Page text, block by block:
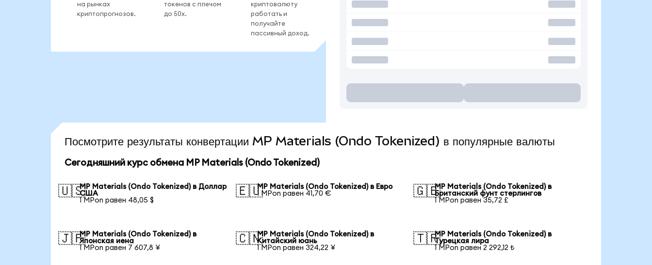
на рынках
криптопрогнозов.
токенов с плечом
до 50x.
криптовалюту
работать и
получайте
пассивный доход.
Посмотрите результаты конвертации MP Materials (Ondo Tokenized) в популярные валюты
Сегодняшний курс обмена MP Materials (Ondo Tokenized)
🇺🇸MP Materials (Ondo Tokenized) в Доллар
США
1 MPon равен 48,05 $
🇪🇺MP Materials (Ondo Tokenized) в Евро
1 MPon равен 41,70 €
🇬🇧MP Materials (Ondo Tokenized) в
Британский фунт стерлингов
1 MPon равен 35,72 £
🇯🇵MP Materials (Ondo Tokenized) в
Японская иена
1 MPon равен 7 607,8 ¥
🇨🇳MP Materials (Ondo Tokenized) в
Китайский юань
1 MPon равен 324,22 ¥
🇹🇷MP Materials (Ondo Tokenized) в
Турецкая лира
1 MPon равен 2 292,12 ₺